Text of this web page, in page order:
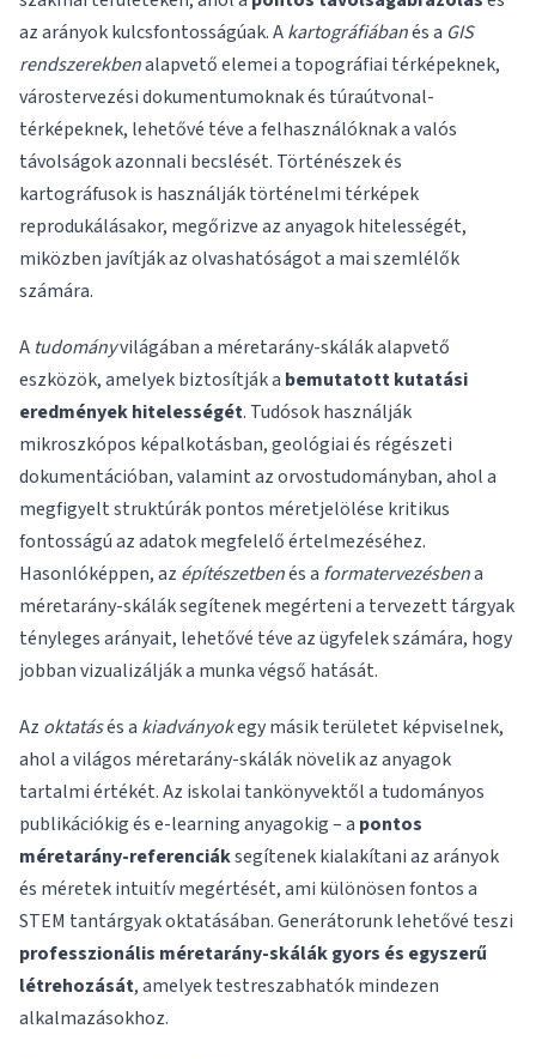
az arányok kulcsfontosságúak. Akartográfiábanés a GIS
rendszerekbenalapvető elemei a topográfiai térképeknek,
várostervezési dokumentumoknak és túraútvonal-
térképeknek, lehetővé téve a felhasználóknak a valós
távolságok azonnali becslését. Történészek és
kartográfusok is használják történelmi térképek
reprodukálásakor, megőrizve az anyagok hitelességét,
miközben javítják az olvashatóságot a mai szemlélők
számára.
A tudományvilágában a méretarány-skálák alapvető
eszközök, amelyek biztosítják a bemutatott kutatási
eredmények hitelességét. Tudósok használják
mikroszkópos képalkotásban, geológiai és régészeti
dokumentációban, valamint az orvostudományban, ahol a
megfigyelt struktúrák pontos méretjelölése kritikus
fontosságú az adatok megfelelő értelmezéséhez.
Hasonlóképpen, az építészetbenés a formatervezésbena
méretarány-skálák segítenek megérteni a tervezett tárgyak
tényleges arányait, lehetővé téve az ügyfelek számára, hogy
jobban vizualizálják a munka végső hatását.
Az oktatásés a kiadványokegy másik területet képviselnek,
ahol a világos méretarány-skálák növelik az anyagok
tartalmi értékét. Az iskolai tankönyvektől a tudományos
publikációkig és e-learning anyagokig – a pontos
méretarány-referenciáksegítenek kialakítani az arányok
és méretek intuitív megértését, ami különösen fontos a
STEM tantárgyak oktatásában. Generátorunk lehetővé teszi
professzionális méretarány-skálák gyors és egyszerű
létrehozását, amelyek testreszabhatók mindezen
alkalmazásokhoz.